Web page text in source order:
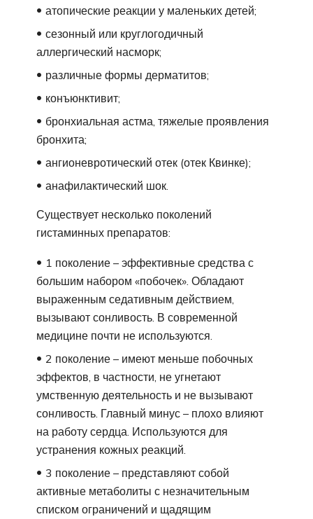
атопические реакции у маленьких детей;
сезонный или круглогодичный
аллергический насморк;
различные формы дерматитов;
конъюнктивит;
бронхиальная астма, тяжелые проявления
бронхита;
ангионевротический отек (отек Квинке);
анафилактический шок.
Существует несколько поколений
гистаминных препаратов:
1 поколение – эффективные средства с
большим набором «побочек». Обладают
выраженным седативным действием,
вызывают сонливость. В современной
медицине почти не используются.
2 поколение – имеют меньше побочных
эффектов, в частности, не угнетают
умственную деятельность и не вызывают
сонливость. Главный минус – плохо влияют
на работу сердца. Используются для
устранения кожных реакций.
3 поколение – представляют собой
активные метаболиты с незначительным
списком ограничений и щадящим